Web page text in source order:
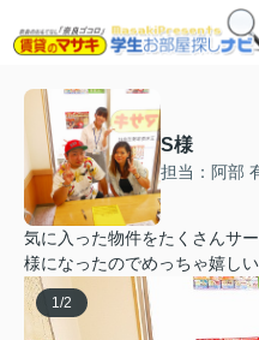
S様
担当：阿部
気に入った物件をたくさんサ
様になったのでめっちゃ嬉し
1/2